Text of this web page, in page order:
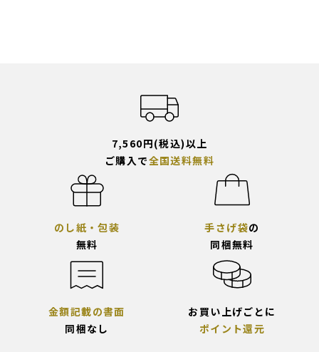
7,560円(税込)以上
ご購入で全国送料無料
のし紙・包装
無料
手さげ袋の
同梱無料
金額記載の書面
同梱なし
お買い上げごとに
ポイント還元